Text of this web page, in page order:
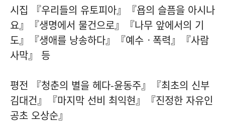
시집 『우리들의 유토피아』『욥의 슬픔을 아시나
요』『생명에서 물건으로』『나무 앞에서의 기
도』『생애를 낭송하다』『예수ㆍ폭력』『사람
사막』 등
평전 『청춘의 별을 헤다-윤동주』『최초의 신부
김대건』『마지막 선비 최익현』『진정한 자유인
공초 오상순』